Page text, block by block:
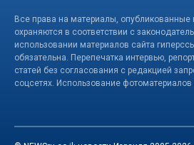
Все права на материалы, опубликованные
охраняются в соответствии с
использовании материалов сайта
обязательна. Перепечатка интервью,
статей без согласования с редакцией
соцсетях. Использование фотоматериалов